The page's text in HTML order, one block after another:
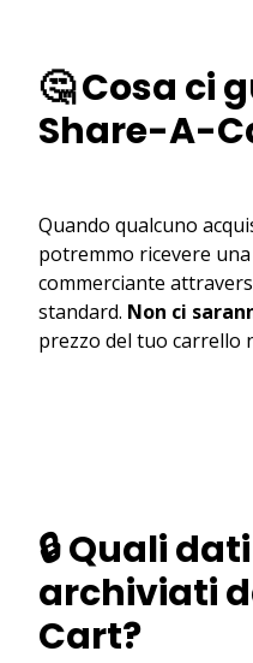
🤔 Cosa ci
Share-A-
Quando qualcuno
potremmo ricevere
commerciante
standard. Non ci
prezzo del tuo carrello
🔒 Quali
archiviati
Cart?